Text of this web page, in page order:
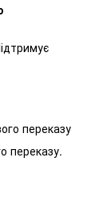
переказу
переказу.